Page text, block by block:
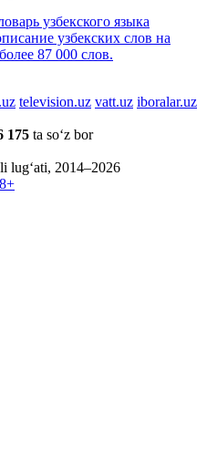
узбекского языка
узбекских слов на
87 000 слов.
television.uz vatt.uz iboralar.uz
175 ta so‘z bor
2014–2026